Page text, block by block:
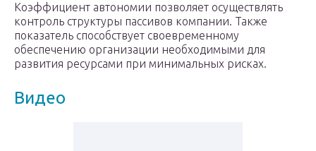
Коэффициент автономии позволяет осуществлять
контроль структуры пассивов компании. Также
показатель способствует своевременному
обеспечению организации необходимыми для
развития ресурсами при минимальных рисках.
Видео